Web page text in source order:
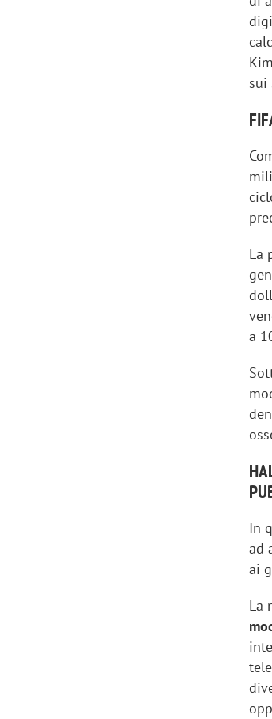
sui
La
a
In
ad
ai
La
comunicazione crea un brand food: